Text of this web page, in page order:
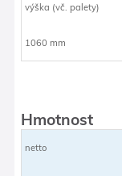
výška (vč. palety)
1060 mm
Hmotnost
netto